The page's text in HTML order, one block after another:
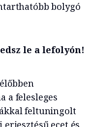
bolygó
le a lefolyón!
a felesleges
feltuningolt